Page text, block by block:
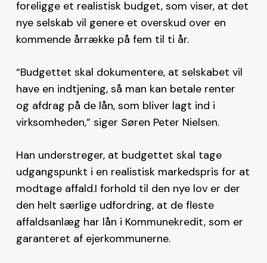
foreligge et realistisk budget, som viser, at det
nye selskab vil genere et overskud over en
kommende årrække på fem til ti år.
“Budgettet skal dokumentere, at selskabet vil
have en indtjening, så man kan betale renter
og afdrag på de lån, som bliver lagt ind i
virksomheden,” siger Søren Peter Nielsen.
Han understreger, at budgettet skal tage
udgangspunkt i en realistisk markedspris for at
modtage affald.I forhold til den nye lov er der
den helt særlige udfordring, at de fleste
affaldsanlæg har lån i Kommunekredit, som er
garanteret af ejerkommunerne.